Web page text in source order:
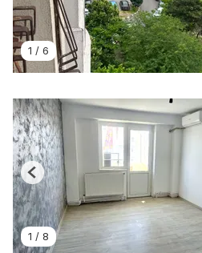
1 / 6
1 / 8
Previous